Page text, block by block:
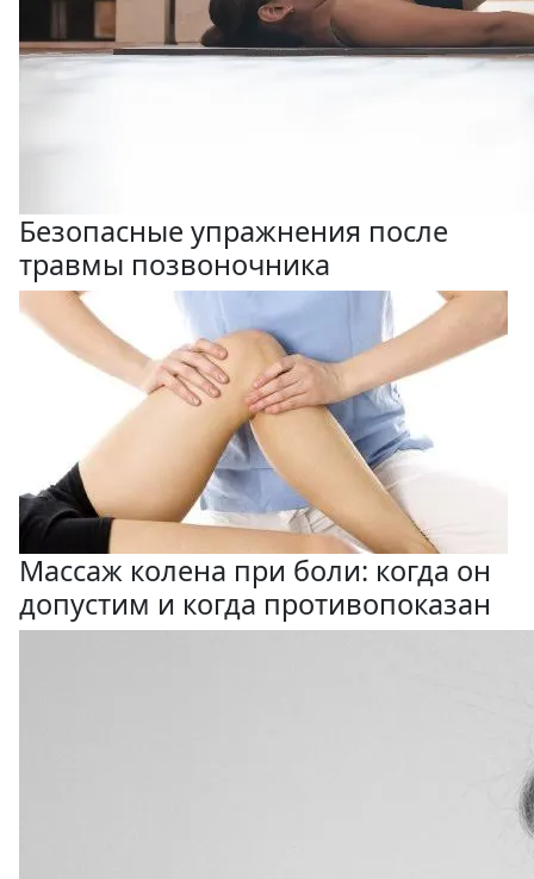
Безопасные упражнения после
травмы позвоночника
Массаж колена при боли: когда он
допустим и когда противопоказан